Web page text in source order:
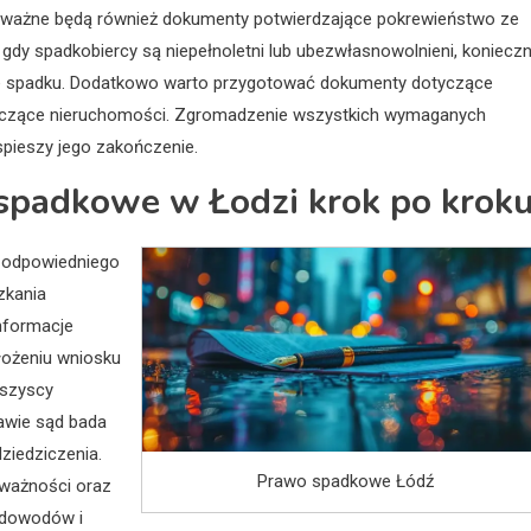
będą również dokumenty potwierdzające pokrewieństwo ze
spadkobiercy są niepełnoletni lub ubezwłasnowolnieni,
Dodatkowo warto przygotować dokumenty dotyczące
nieruchomości. Zgromadzenie wszystkich wymaganych
jego zakończenie.
w Łodzi krok po
Prawo spadkowe Łódź
wniosku
sąd bada
oraz
i